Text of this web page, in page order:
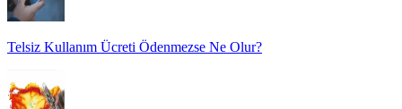
Telsiz Kullanım Ücreti Ödenmezse Ne Olur?